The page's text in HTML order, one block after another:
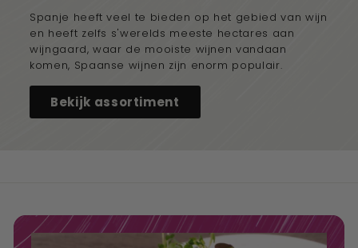
Spanje heeft veel te bieden op het gebied van wijn
en heeft zelfs s'werelds meeste hectares aan
wijngaard, waar de mooiste wijnen vandaan
komen, Spaanse wijnen zijn enorm populair.
Bekijk assortiment